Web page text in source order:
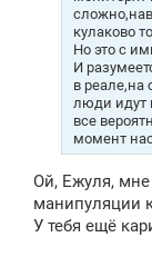
кулаково
Но это с
И
в реале,на
люди идут
все
момент
Ой, Ежуля, мне
манипуляции
У тебя ещё